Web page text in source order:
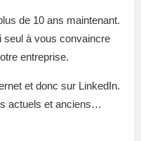
de 10 ans maintenant.
seul à vous convaincre
entreprise.
et donc sur LinkedIn.
actuels et anciens…